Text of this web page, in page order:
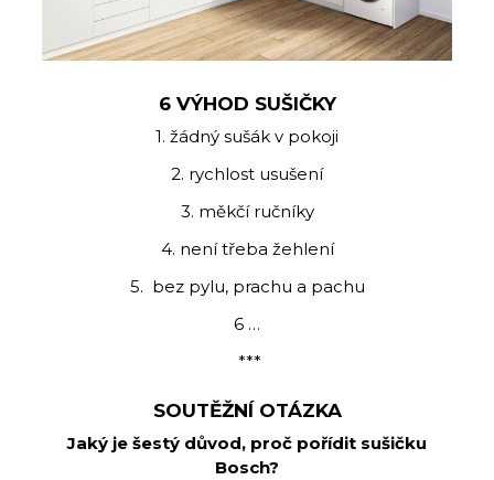
6 VÝHOD SUŠIČKY
1. žádný sušák v pokoji
2. rychlost usušení
3. měkčí ručníky
4. není třeba žehlení
5. bez pylu, prachu a pachu
6 …
***
SOUTĚŽNÍ OTÁZKA
Jaký je šestý důvod, proč pořídit sušičku
Bosch?